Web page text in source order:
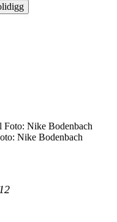
Nike Bodenbach